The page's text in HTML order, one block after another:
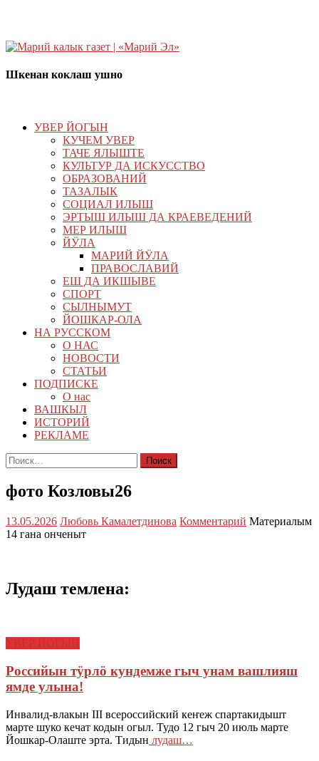
Шкенан коклаш ушно
УВЕР ЙОГЫН
КУЧЕМ УВЕР
ТАЧЕ ЯЛЫШТЕ
КУЛЬТУР ДА ИСКУССТВО
ОБРАЗОВАНИЙ
ТАЗАЛЫК
СОЦИАЛ ИЛЫШ
ЭРТЫШ ИЛЫШ ДА КРАЕВЕДЕНИЙ
МЕР ИЛЫШ
ЙӰЛА
МАРИЙ ЙӰЛА
ПРАВОСЛАВИЙ
ЕШ ДА ИКШЫВЕ
СПОРТ
СЫЛНЫМУТ
ЙОШКАР-ОЛА
НА РУССКОМ
О НАС
НОВОСТИ
СТАТЬИ
ПОДПИСКЕ
О нас
ВАШКЫЛ
ИСТОРИЙ
РЕКЛАМЕ
Найти:
фото Козловы26
13.05.2026 Любовь Камалетдинова Комментарий Материалым
14 гана онченыт
Лудаш темлена:
Российын тӱрлӧ кундемже гыч унам вашлияш
ямде улына!
Инвалид-влакын III всероссийский кеҥеж спартакидышт
марте шуко кечат кодын огыл. Тудо 12 гыч 20 июль марте
Йошкар-Олаште эрта. Тидын лудаш…